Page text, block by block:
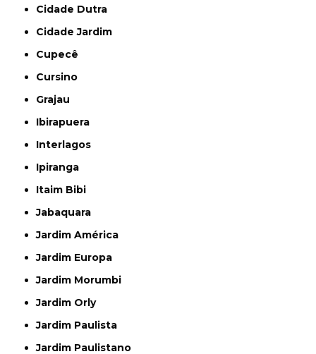
Cidade Dutra
Cidade Jardim
Cupecê
Cursino
Grajau
Ibirapuera
Interlagos
Ipiranga
Itaim Bibi
Jabaquara
Jardim América
Jardim Europa
Jardim Morumbi
Jardim Orly
Jardim Paulista
Jardim Paulistano